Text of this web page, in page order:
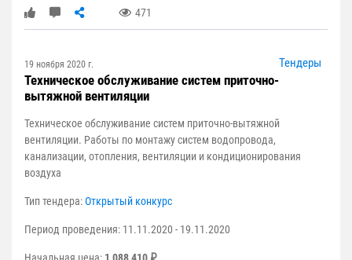
471
19 ноября 2020 г. Тендеры
Техническое обслуживание систем приточно-
вытяжной вентиляции
Техническое обслуживание систем приточно-вытяжной
вентиляции. Работы по монтажу систем водопровода,
канализации, отопления, вентиляции и кондиционирования
воздуха
Тип тендера:Открытый конкурс
Период проведения: 11.11.2020 - 19.11.2020